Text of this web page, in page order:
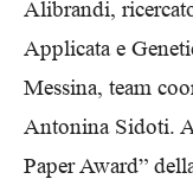
Alibrandi,
Applicata e
Messina, team
Antonina Sidoti.
Paper Award”